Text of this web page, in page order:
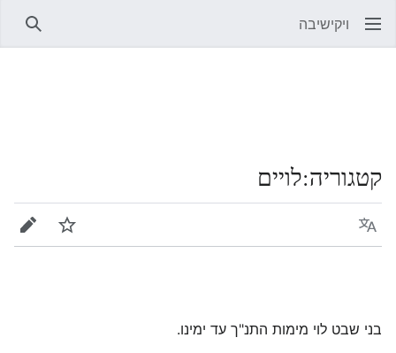
ויקישיבה
קטגוריה:לויים
שפה מעקב
בני שבט לוי מימות התנ"ך עד ימינו.